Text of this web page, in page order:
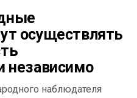
осуществлять
независимо
наблюдателя